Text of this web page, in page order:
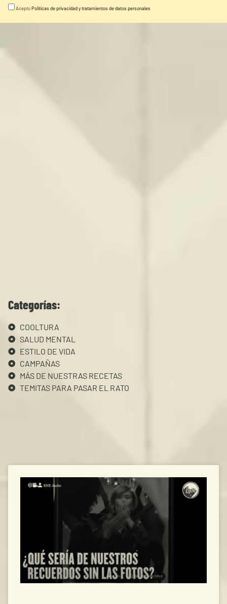
AceptoPoliticas de privacidad y tratamientos de datos personales
Categorías:
COOLTURA
SALUD MENTAL
ESTILO DE VIDA
CAMPAÑAS
MÁS DE NUESTRAS RECETAS
TEMITAS PARA PASAR EL RATO